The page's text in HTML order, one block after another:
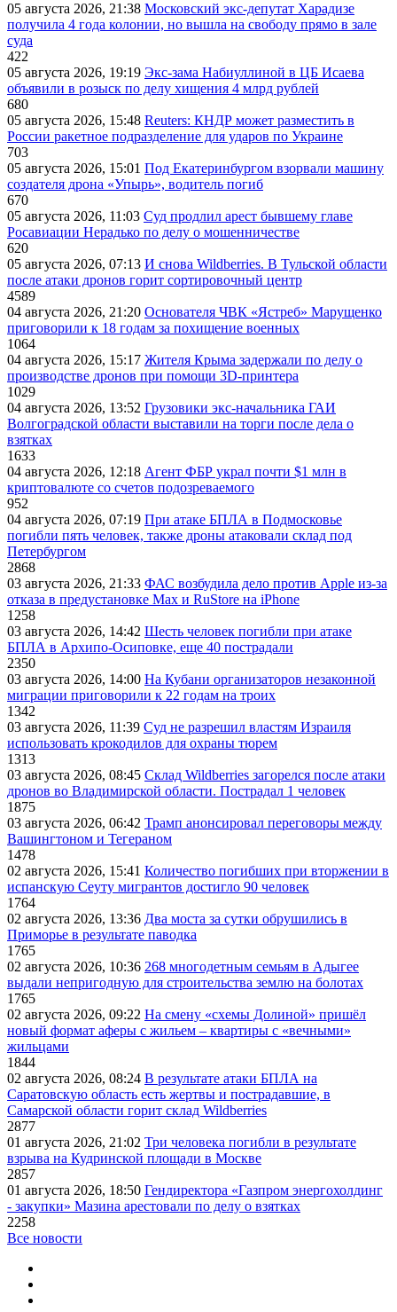
05 августа 2026, 21:38 Московский экс-депутат Харадизе
получила 4 года колонии, но вышла на свободу прямо в зале
суда
422
05 августа 2026, 19:19 Экс-зама Набиуллиной в ЦБ Исаева
объявили в розыск по делу хищения 4 млрд рублей
680
05 августа 2026, 15:48 Reuters: КНДР может разместить в
России ракетное подразделение для ударов по Украине
703
05 августа 2026, 15:01 Под Екатеринбургом взорвали машину
создателя дрона «Упырь», водитель погиб
670
05 августа 2026, 11:03 Суд продлил арест бывшему главе
Росавиации Нерадько по делу о мошенничестве
620
05 августа 2026, 07:13 И снова Wildberries. В Тульской области
после атаки дронов горит сортировочный центр
4589
04 августа 2026, 21:20 Основателя ЧВК «Ястреб» Марущенко
приговорили к 18 годам за похищение военных
1064
04 августа 2026, 15:17 Жителя Крыма задержали по делу о
производстве дронов при помощи 3D‑принтера
1029
04 августа 2026, 13:52 Грузовики экс-начальника ГАИ
Волгоградской области выставили на торги после дела о
взятках
1633
04 августа 2026, 12:18 Агент ФБР украл почти $1 млн в
криптовалюте со счетов подозреваемого
952
04 августа 2026, 07:19 При атаке БПЛА в Подмосковье
погибли пять человек, также дроны атаковали склад под
Петербургом
2868
03 августа 2026, 21:33 ФАС возбудила дело против Apple из-за
отказа в предустановке Max и RuStore на iPhone
1258
03 августа 2026, 14:42 Шесть человек погибли при атаке
БПЛА в Архипо-Осиповке, еще 40 пострадали
2350
03 августа 2026, 14:00 На Кубани организаторов незаконной
миграции приговорили к 22 годам на троих
1342
03 августа 2026, 11:39 Суд не разрешил властям Израиля
использовать крокодилов для охраны тюрем
1313
03 августа 2026, 08:45 Склад Wildberries загорелся после атаки
дронов во Владимирской области. Пострадал 1 человек
1875
03 августа 2026, 06:42 Трамп анонсировал переговоры между
Вашингтоном и Тегераном
1478
02 августа 2026, 15:41 Количество погибших при вторжении в
испанскую Сеуту мигрантов достигло 90 человек
1764
02 августа 2026, 13:36 Два моста за сутки обрушились в
Приморье в результате паводка
1765
02 августа 2026, 10:36 268 многодетным семьям в Адыгее
выдали непригодную для строительства землю на болотах
1765
02 августа 2026, 09:22 На смену «схемы Долиной» пришёл
новый формат аферы с жильем – квартиры с «вечными»
жильцами
1844
02 августа 2026, 08:24 В результате атаки БПЛА на
Саратовскую область есть жертвы и пострадавшие, в
Самарской области горит склад Wildberries
2877
01 августа 2026, 21:02 Три человека погибли в результате
взрыва на Кудринской площади в Москве
2857
01 августа 2026, 18:50 Гендиректора «Газпром энергохолдинг
- закупки» Мазина арестовали по делу о взятках
2258
Все новости